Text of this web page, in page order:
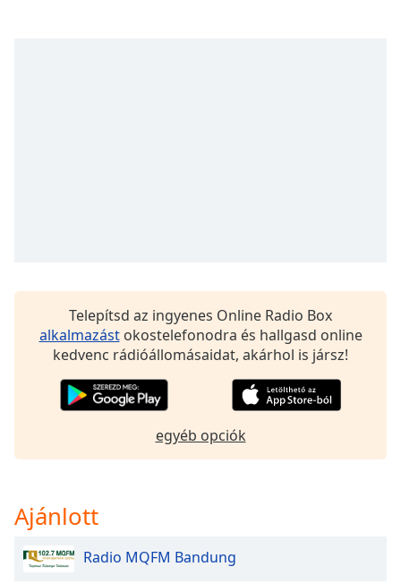
will
Color
Opacity
Text
Telepítsd az ingyenes Online Radio Box
alkalmazástokostelefonodra és hallgasd online
kedvenc rádióállomásaidat, akárhol is jársz!
egyéb opciók
Ajánlott
Radio MQFM Bandung